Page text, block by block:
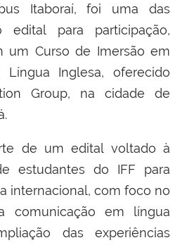
Itaboraí, foi uma das
edital para participação,
um Curso de Imersão em
Língua Inglesa, oferecido
Group, na cidade de
de um edital voltado à
estudantes do IFF para
internacional, com foco no
comunicação em língua
das experiências